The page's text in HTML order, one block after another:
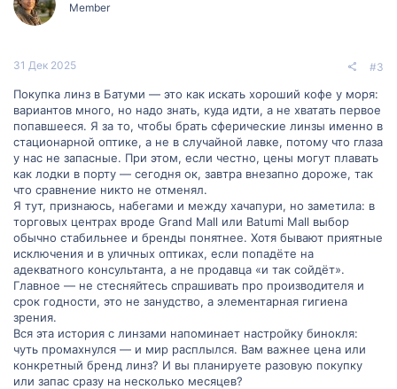
Member
31 Дек 2025 #3
Покупка линз в Батуми — это как искать хороший кофе у моря:
вариантов много, но надо знать, куда идти, а не хватать первое
попавшееся. Я за то, чтобы брать сферические линзы именно в
стационарной оптике, а не в случайной лавке, потому что глаза
у нас не запасные. При этом, если честно, цены могут плавать
как лодки в порту — сегодня ок, завтра внезапно дороже, так
что сравнение никто не отменял.
Я тут, признаюсь, набегами и между хачапури, но заметила: в
торговых центрах вроде Grand Mall или Batumi Mall выбор
обычно стабильнее и бренды понятнее. Хотя бывают приятные
исключения и в уличных оптиках, если попадёте на
адекватного консультанта, а не продавца «и так сойдёт».
Главное — не стесняйтесь спрашивать про производителя и
срок годности, это не занудство, а элементарная гигиена
зрения.
Вся эта история с линзами напоминает настройку бинокля:
чуть промахнулся — и мир расплылся. Вам важнее цена или
конкретный бренд линз? И вы планируете разовую покупку
или запас сразу на несколько месяцев?